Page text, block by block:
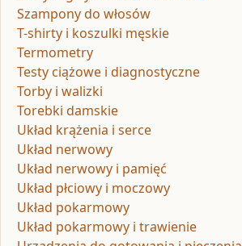
Szampony do włosów
T-shirty i koszulki męskie
Termometry
Testy ciążowe i diagnostyczne
Torby i walizki
Torebki damskie
Układ krążenia i serce
Układ nerwowy
Układ nerwowy i pamięć
Układ płciowy i moczowy
Układ pokarmowy
Układ pokarmowy i trawienie